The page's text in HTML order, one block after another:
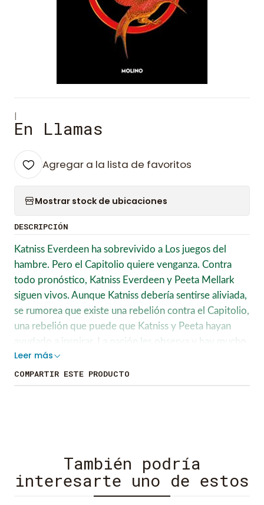
|
En Llamas
Agregar a la lista de favoritos
Mostrar stock de ubicaciones
DESCRIPCIÓN
Katniss Everdeen ha sobrevivido a Los juegos del
hambre. Pero el Capitolio quiere venganza. Contra
todo pronóstico, Katniss Everdeen y Peeta Mellark
siguen vivos. Aunque Katniss debería sentirse aliviada,
se rumorea que existe una rebelión contra el Capitolio,
una rebelión que puede que Katniss y Peeta hayan
ayudado a inspirar. La nación les observa y hay mucho
en juego. Un movimiento en falso y las consecuencias
serán inimaginables.
Leer más
COMPARTIR ESTE PRODUCTO
También podría
interesarte uno de estos